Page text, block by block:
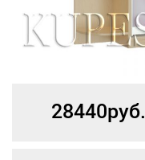
28440руб.